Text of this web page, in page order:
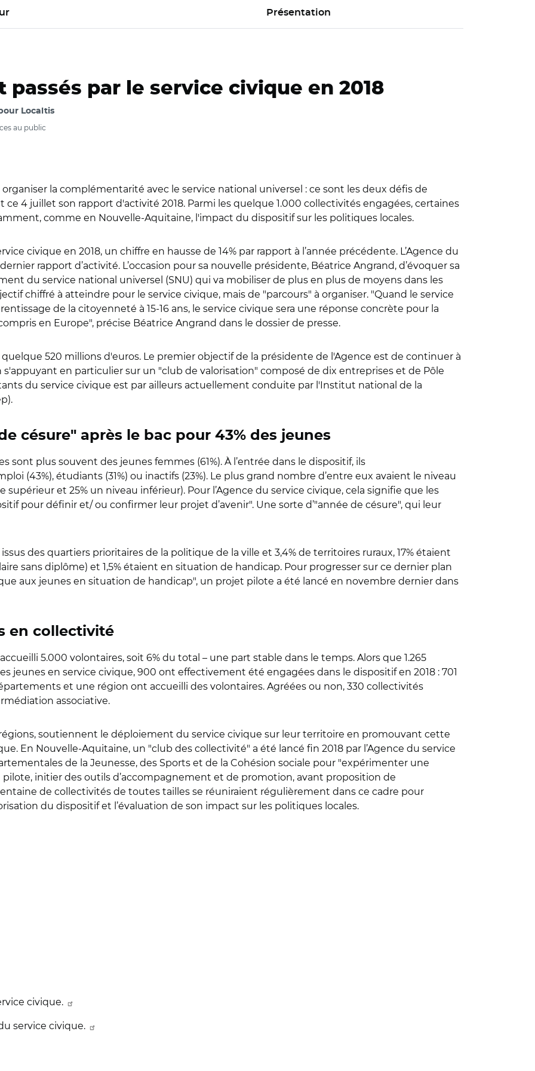
Présentation
passés par le service civique en 2018
Localtis
au public
la complémentarité avec le service national universel : ce sont les deux défis de
4 juillet son rapport d'activité 2018. Parmi les quelque 1.000 collectivités engagées, certaines
comme en Nouvelle-Aquitaine, l'impact du dispositif sur les politiques locales.
civique en 2018, un chiffre en hausse de 14% par rapport à l’année précédente. L’Agence du
rapport d’activité. L’occasion pour sa nouvelle présidente, Béatrice Angrand, d’évoquer sa
du service national universel (SNU) qui va mobiliser de plus en plus de moyens dans les
chiffré à atteindre pour le service civique, mais de "parcours" à organiser. "Quand le service
de la citoyenneté à 15-16 ans, le service civique sera une réponse concrète pour la
en Europe", précise Béatrice Angrand dans le dossier de presse.
quelque 520 millions d'euros. Le premier objectif de la présidente de l'Agence est de continuer à
en particulier sur un "club de valorisation" composé de dix entreprises et de Pôle
du service civique est par ailleurs actuellement conduite par l'Institut national de la
césure" après le bac pour 43% des jeunes
sont plus souvent des jeunes femmes (61%). À l’entrée dans le dispositif, ils
(43%), étudiants (31%) ou inactifs (23%). Le plus grand nombre d’entre eux avaient le niveau
supérieur et 25% un niveau inférieur). Pour l’Agence du service civique, cela signifie que les
pour définir et/ ou confirmer leur projet d’avenir". Une sorte d’"année de césure", qui leur
des quartiers prioritaires de la politique de la ville et 3,4% de territoires ruraux, 17% étaient
sans diplôme) et 1,5% étaient en situation de handicap. Pour progresser sur ce dernier plan
aux jeunes en situation de handicap", un projet pilote a été lancé en novembre dernier dans
en collectivité
5.000 volontaires, soit 6% du total – une part stable dans le temps. Alors que 1.265
jeunes en service civique, 900 ont effectivement été engagées dans le dispositif en 2018 : 701
et une région ont accueilli des volontaires. Agréées ou non, 330 collectivités
associative.
soutiennent le déploiement du service civique sur leur territoire en promouvant cette
En Nouvelle-Aquitaine, un "club des collectivité" a été lancé fin 2018 par l’Agence du service
de la Jeunesse, des Sports et de la Cohésion sociale pour "expérimenter une
initier des outils d’accompagnement et de promotion, avant proposition de
de collectivités de toutes tailles se réuniraient régulièrement dans ce cadre pour
du dispositif et l’évaluation de son impact sur les politiques locales.
civique.
service civique.